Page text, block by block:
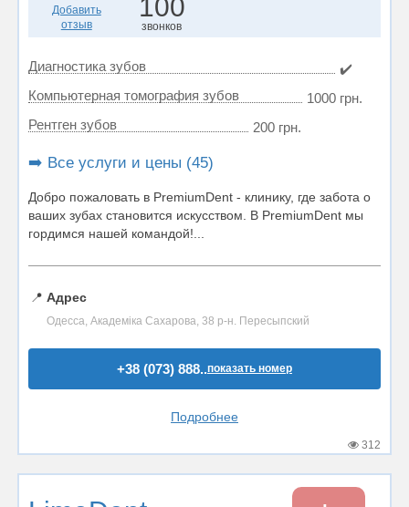
Добавить
отзыв
100
звонков
Диагностика зубов
✔️
Компьютерная томография зубов
1000 грн.
Рентген зубов
200 грн.
➡️ Все услуги и цены (45)
Добро пожаловать в PremiumDent - клинику, где забота о
ваших зубах становится искусством. В PremiumDent мы
гордимся нашей командой!...
📍 Адрес
Одесса, Академіка Сахарова, 38 р-н. Пересыпский
+38 (073) 888..показать номер
Подробнее
312